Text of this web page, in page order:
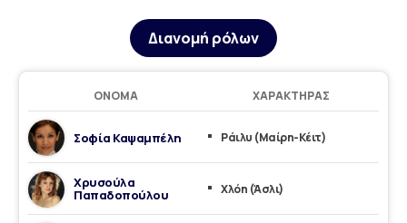
Διανομή ρόλων
ΌΝΟΜΑ ΧΑΡΑΚΤΉΡΑΣ
Σοφία Καψαμπέλη Ράιλυ (Μαίρη-Κέιτ)
Χρυσούλα
Παπαδοπούλου Χλόη (Άσλι)